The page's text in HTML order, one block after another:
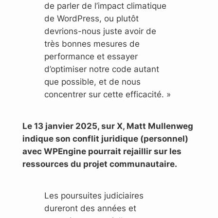
de parler de l’impact climatique
de WordPress, ou plutôt
devrions-nous juste avoir de
très bonnes mesures de
performance et essayer
d’optimiser notre code autant
que possible, et de nous
concentrer sur cette efficacité. »
Le 13 janvier 2025, sur X, Matt Mullenweg
indique son conflit juridique (personnel)
avec WPEngine pourrait rejaillir sur les
ressources du projet communautaire.
Les poursuites judiciaires
dureront des années et